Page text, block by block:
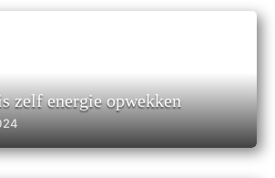
zelf energie opwekken